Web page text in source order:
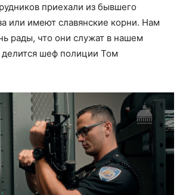
приехали из бывшего
или имеют славянские корни. Нам
рады, что они служат в нашем
делится шеф полиции Том